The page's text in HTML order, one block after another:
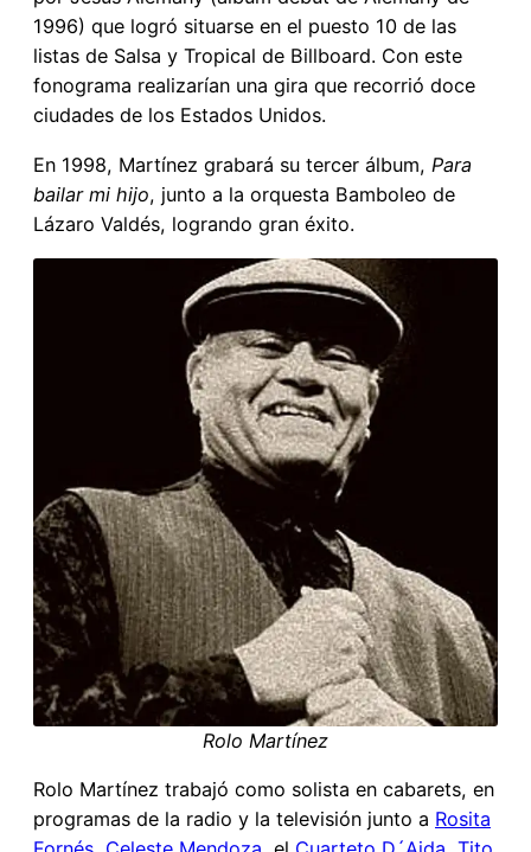
1996) que logró situarse en el puesto 10 de las
listas de Salsa y Tropical de Billboard. Con este
fonograma realizarían una gira que recorrió doce
ciudades de los Estados Unidos.
En 1998, Martínez grabará su tercer álbum, Para
bailar mi hijo, junto a la orquesta Bamboleo de
Lázaro Valdés, logrando gran éxito.
Rolo Martínez
Rolo Martínez trabajó como solista en cabarets, en
programas de la radio y la televisión junto a Rosita